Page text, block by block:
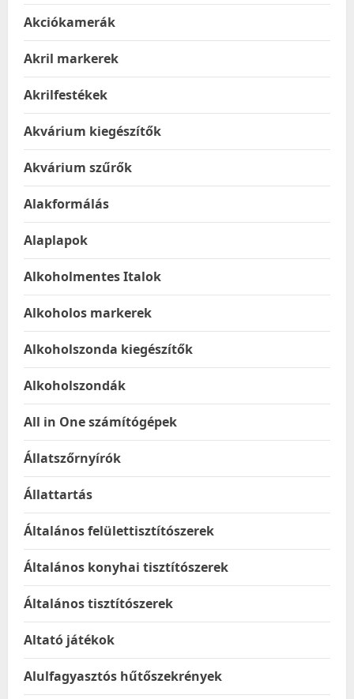
Akciókamerák
Akril markerek
Akrilfestékek
Akvárium kiegészítők
Akvárium szűrők
Alakformálás
Alaplapok
Alkoholmentes Italok
Alkoholos markerek
Alkoholszonda kiegészítők
Alkoholszondák
All in One számítógépek
Állatszőrnyírók
Állattartás
Általános felülettisztítószerek
Általános konyhai tisztítószerek
Általános tisztítószerek
Altató játékok
Alulfagyasztós hűtőszekrények